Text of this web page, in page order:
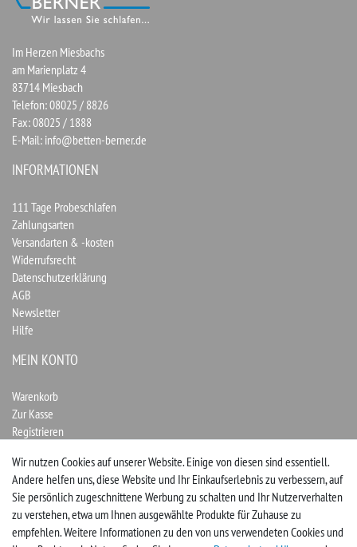
Im Herzen Miesbachs
am Marienplatz 4
83714 Miesbach
Telefon: 08025 / 8826
Fax: 08025 / 1888
E-Mail: info@betten-berner.de
INFORMATIONEN
111 Tage Probeschlafen
Zahlungsarten
Versandarten & -kosten
Widerrufsrecht
Datenschutzerklärung
AGB
Newsletter
Hilfe
MEIN KONTO
Warenkorb
Zur Kasse
Registrieren
Vertrag widerrufen
UNTERNEHMEN
Wir nutzen Cookies auf unserer Website. Einige von diesen sind essentiell.
Andere helfen uns, diese Website und Ihr Einkaufserlebnis zu verbessern, auf
Sie persönlich zugeschnittene Werbung zu schalten und Ihr Nutzerverhalten
zu verstehen, etwa um Ihnen ausgewählte Produkte für Zuhause zu
empfehlen. Weitere Informationen zu den von uns verwendeten Cookies und